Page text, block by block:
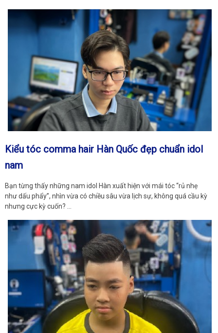
Kiểu tóc comma hair Hàn Quốc đẹp chuẩn idol
nam
Bạn từng thấy những nam idol Hàn xuất hiện với mái tóc “rủ nhẹ
như dấu phẩy”, nhìn vừa có chiều sâu vừa lịch sự, không quá cầu kỳ
nhưng cực kỳ cuốn? …